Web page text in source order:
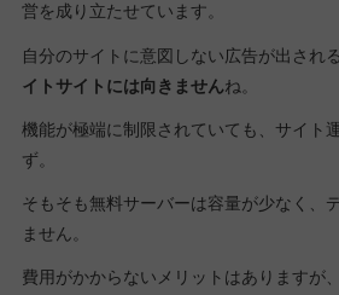
営を成り立たせています。
自分のサイトに意図しない広告が出され
イトサイトには向きませんね。
機能が極端に制限されていても、サイト
ず。
そもそも無料サーバーは容量が少なく、
ません。
費用がかからないメリットはありますが